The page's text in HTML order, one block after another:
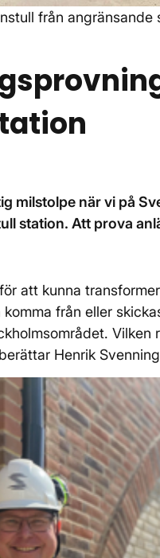
från angränsande
milstolpe när vi på
station. Att prova
att kunna
från eller
Henrik